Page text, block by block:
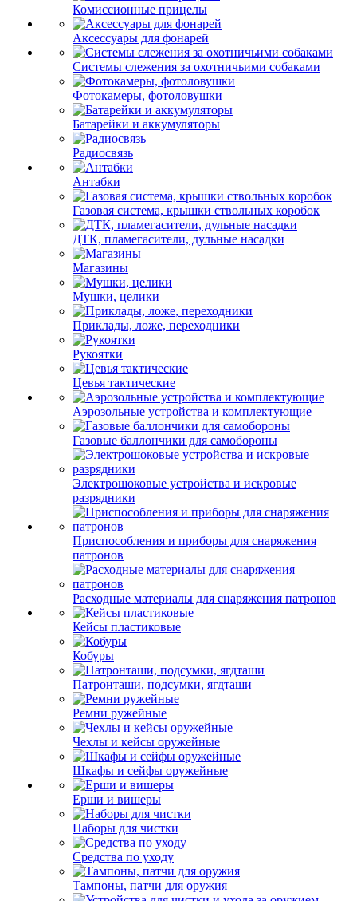
Комиссионные прицелы
Аксессуары для фонарей
Системы слежения за охотничьими собаками
Фотокамеры, фотоловушки
Батарейки и аккумуляторы
Радиосвязь
Антабки
Газовая система, крышки ствольных коробок
ДТК, пламегасители, дульные насадки
Магазины
Мушки, целики
Приклады, ложе, переходники
Рукоятки
Цевья тактические
Аэрозольные устройства и комплектующие
Газовые баллончики для самобороны
Электрошоковые устройства и искровые
разрядники
Приспособления и приборы для снаряжения
патронов
Расходные материалы для снаряжения патронов
Кейсы пластиковые
Кобуры
Патронташи, подсумки, ягдташи
Ремни ружейные
Чехлы и кейсы оружейные
Шкафы и сейфы оружейные
Ерши и вишеры
Наборы для чистки
Средства по уходу
Тампоны, патчи для оружия